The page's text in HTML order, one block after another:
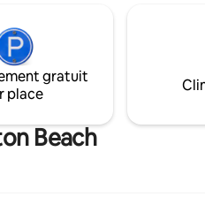
trois
lave-linge/sèche-
face de Kings Park,
de jeux et The Waterfront Walk. Café
gratuit, boissons
gratuit
place
Beach